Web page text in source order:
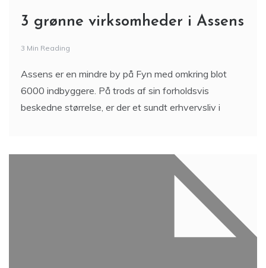
3 grønne virksomheder i Assens
3 Min Reading
Assens er en mindre by på Fyn med omkring blot
6000 indbyggere. På trods af sin forholdsvis
beskedne størrelse, er der et sundt erhvervsliv i